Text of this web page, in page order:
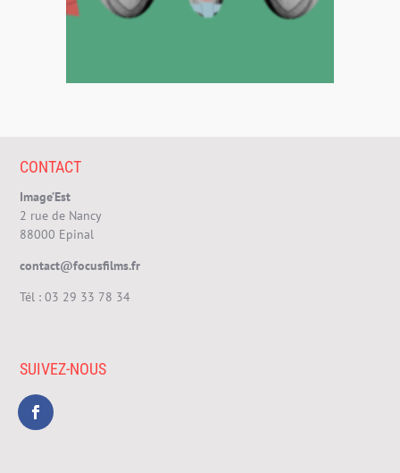
CONTACT
Image’Est
2 rue de Nancy
88000 Epinal
contact@focusfilms.fr
Tél :03 29 33 78 34
SUIVEZ-NOUS